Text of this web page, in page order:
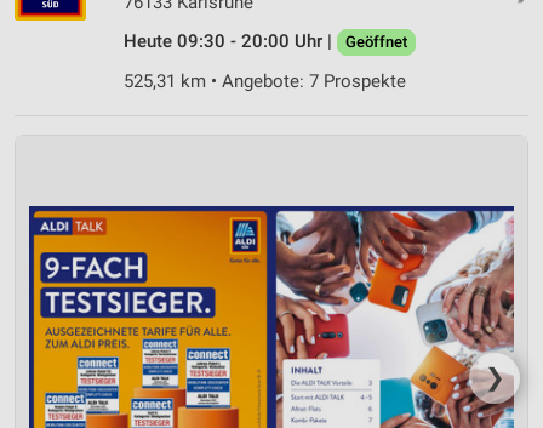
Heute 09:30 - 20:00 Uhr |
Geöffnet
525,31 km • Angebote: 7 Prospekte
❯
Geräte anhand von aktiv angeforderten
Werbung